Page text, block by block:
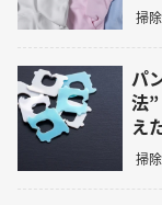
掃
パ
法
え
掃